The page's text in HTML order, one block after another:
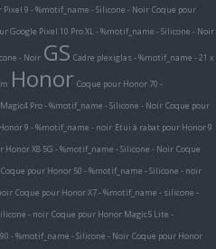
Pixel 9 - %motif_name - Silicone - Noir Coque pour
Google Pixel 10 Pro XL - %motif_name - Silicone - Noir
- Noir GS Cadre plexiglas - %motif_name - 21 x
Honor Coque pour Honor 70 -
Pro - %motif_name - Silicone - Noir Coque pour
9 - %motif_name - noir Etui à rabat pour Honor 9
Honor X8 5G - %motif_name - Silicone - Noir Coque
Coque pour Honor 50 - %motif_name - Silicone - noir
Coque pour Honor X7 - %motif_name - silicone -
- noir Coque pour Honor Magic5 Lite -
- %motif_name - Silicone - Noir Coque pour Honor